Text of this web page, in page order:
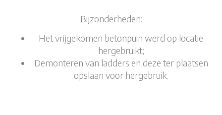
Bijzonderheden:
Het vrijgekomen betonpuin werd op locatie
hergebruikt;
Demonteren van ladders en deze ter plaatsen
opslaan voor hergebruik.